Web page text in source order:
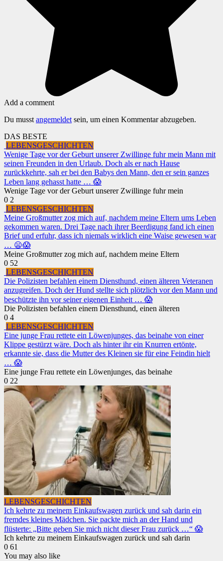
Add a comment
Du musst angemeldet sein, um einen Kommentar abzugeben.
DAS BESTE
LEBENSGESCHICHTEN
Wenige Tage vor der Geburt unserer Zwillinge fuhr mein Mann mit
seinen Freunden in den Urlaub. Doch als er nach Hause
zurückkehrte, sah er bei den Babys den Mann, den er sein ganzes
Leben lang gehasst hatte … 😱
Wenige Tage vor der Geburt unserer Zwillinge fuhr mein
0 2
LEBENSGESCHICHTEN
Meine Großmutter zog mich auf, nachdem meine Eltern ums Leben
gekommen waren. Drei Tage nach ihrer Beerdigung fand ich einen
Brief und erfuhr, dass ich niemals wirklich eine Waise gewesen war
… 😦😱
Meine Großmutter zog mich auf, nachdem meine Eltern
0 52
LEBENSGESCHICHTEN
Die Polizisten befahlen einem Diensthund, einen älteren Veteranen
anzugreifen. Doch der Hund stellte sich plötzlich vor den Mann und
beschützte ihn vor seiner eigenen Einheit … 😱
Die Polizisten befahlen einem Diensthund, einen älteren
0 4
LEBENSGESCHICHTEN
Eine junge Frau rettete ein Löwenjunges, das beinahe von einer
Klippe gestürzt wäre. Doch als hinter ihr ein Knurren ertönte,
erkannte sie, dass die Mutter des Kleinen sie für eine Feindin hielt
… 😱
Eine junge Frau rettete ein Löwenjunges, das beinahe
0 22
LEBENSGESCHICHTEN
Ich kehrte zu meinem Einkaufswagen zurück und sah darin ein
fremdes kleines Mädchen. Sie packte mich an der Hand und
flüsterte: „Bitte geben Sie mich nicht dieser Frau zurück …“ 😱
Ich kehrte zu meinem Einkaufswagen zurück und sah darin
0 61
You may also like